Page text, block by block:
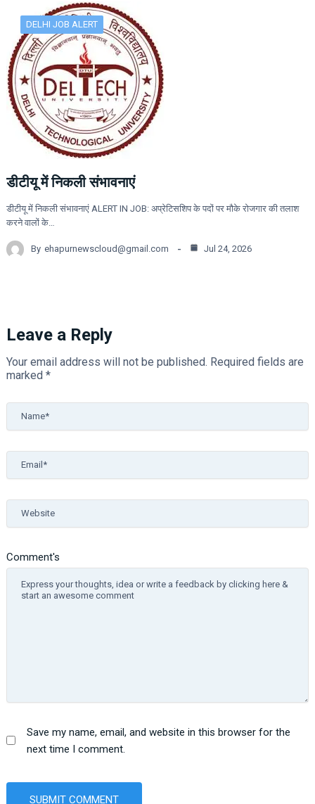
DELHI JOB ALERT
डीटीयू में निकली संभावनाएं
डीटीयू में निकली संभावनाएं ALERT IN JOB: अप्रेटिसशिप के पदों पर मौके रोजगार की तलाश
करने वालों के…
By ehapurnewscloud@gmail.com Jul 24, 2026
Leave a Reply
Your email address will not be published. Required fields are
marked *
Comment's
Name*
Email*
Website
Save my name, email, and website in this browser for the
next time I comment.